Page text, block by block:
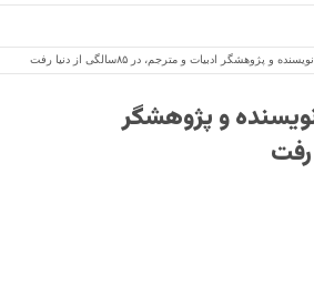
ادبیات و مترجم، در ۸۵سالگی از دنیا رفت
و پژوهشگر